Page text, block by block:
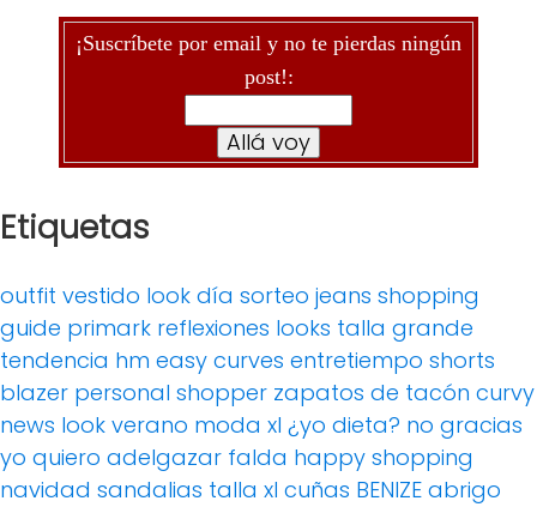
¡Suscríbete por email y no te pierdas ningún
post!:
Etiquetas
outfit vestido look día sorteo jeans shopping
guide primark reflexiones looks talla grande
tendencia hm easy curves entretiempo shorts
blazer personal shopper zapatos de tacón curvy
news look verano moda xl ¿yo dieta? no gracias
yo quiero adelgazar falda happy shopping
navidad sandalias talla xl cuñas BENIZE abrigo